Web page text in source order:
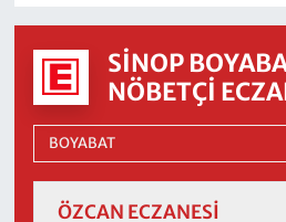
SINOP
NÖBETÇI
ÖZCAN ECZANESİ